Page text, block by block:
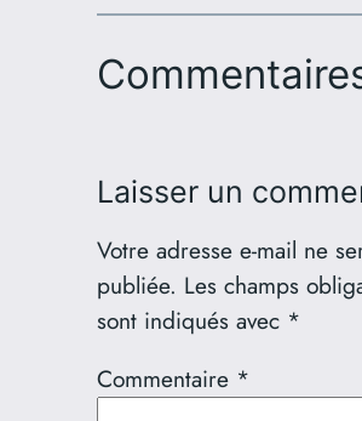
Laisser un
Votre adresse e-mail ne
publiée. Les champs
sont indiqués avec *
Commentaire *